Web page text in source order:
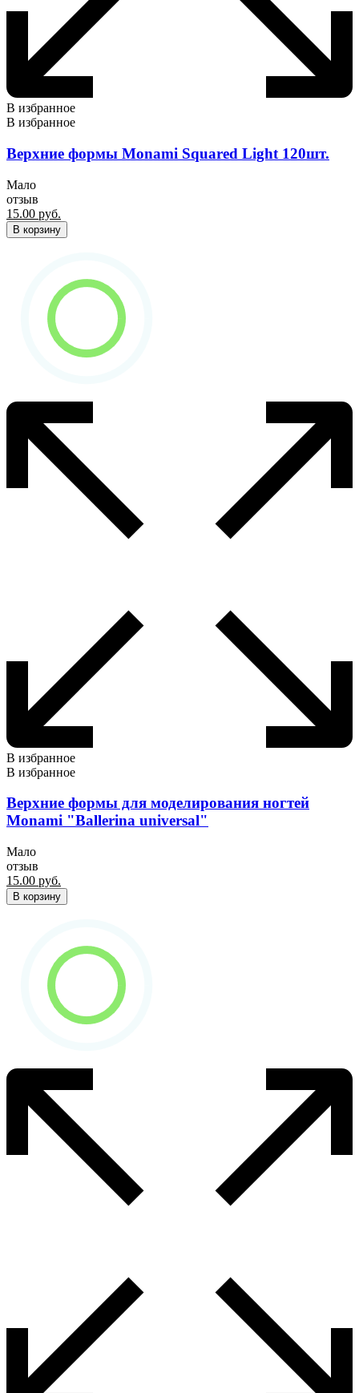
В избранное
В избранное
Верхние формы Monami Squared Light 120шт.
Мало
отзыв
15.00 руб.
В корзину
В избранное
В избранное
Верхние формы для моделирования ногтей
Monami "Ballerina universal"
Мало
отзыв
15.00 руб.
В корзину